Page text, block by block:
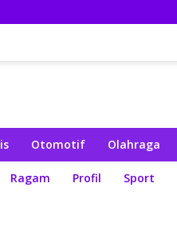
Otomotif Olahraga
Ragam Profil Sport